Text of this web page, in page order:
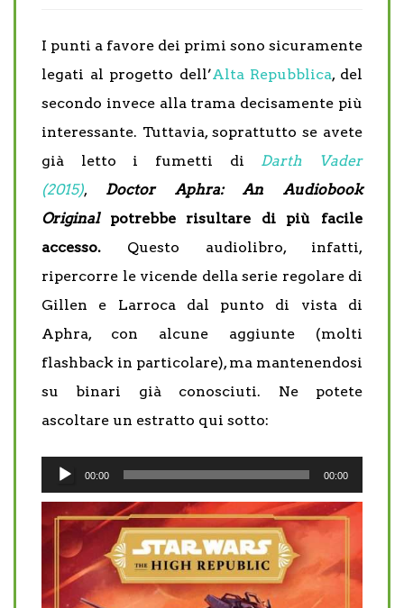
I punti a favore dei primi sono sicuramente
legati al progetto dell’Alta Repubblica, del
secondo invece alla trama decisamente più
interessante. Tuttavia, soprattutto se avete
già letto i fumetti di Darth Vader
(2015), Doctor Aphra: An Audiobook
Original potrebbe risultare di più facile
accesso. Questo audiolibro, infatti,
ripercorre le vicende della serie regolare di
Gillen e Larroca dal punto di vista di
Aphra, con alcune aggiunte (molti
flashback in particolare), ma mantenendosi
su binari già conosciuti. Ne potete
ascoltare un estratto qui sotto:
Audio
Player
00:00 00:00